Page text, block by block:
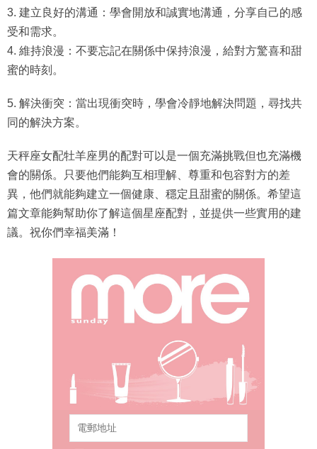
3. 建立良好的溝通：學會開放和誠實地溝通，分享自己的感
受和需求。
4. 維持浪漫：不要忘記在關係中保持浪漫，給對方驚喜和甜
蜜的時刻。
5. 解決衝突：當出現衝突時，學會冷靜地解決問題，尋找共
同的解決方案。
天秤座女配牡羊座男的配對可以是一個充滿挑戰但也充滿機
會的關係。只要他們能夠互相理解、尊重和包容對方的差
異，他們就能夠建立一個健康、穩定且甜蜜的關係。希望這
篇文章能夠幫助你了解這個星座配對，並提供一些實用的建
議。祝你們幸福美滿！